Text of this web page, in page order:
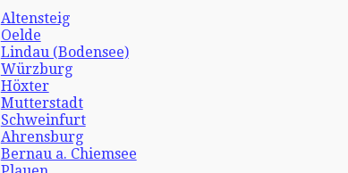
Altensteig
Oelde
Lindau (Bodensee)
Würzburg
Höxter
Mutterstadt
Schweinfurt
Ahrensburg
Bernau a. Chiemsee